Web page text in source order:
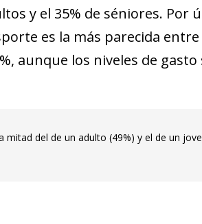
y el 35% de séniores. Por
es la más parecida entre
aunque los niveles de gasto
del de un adulto (49%) y el de un